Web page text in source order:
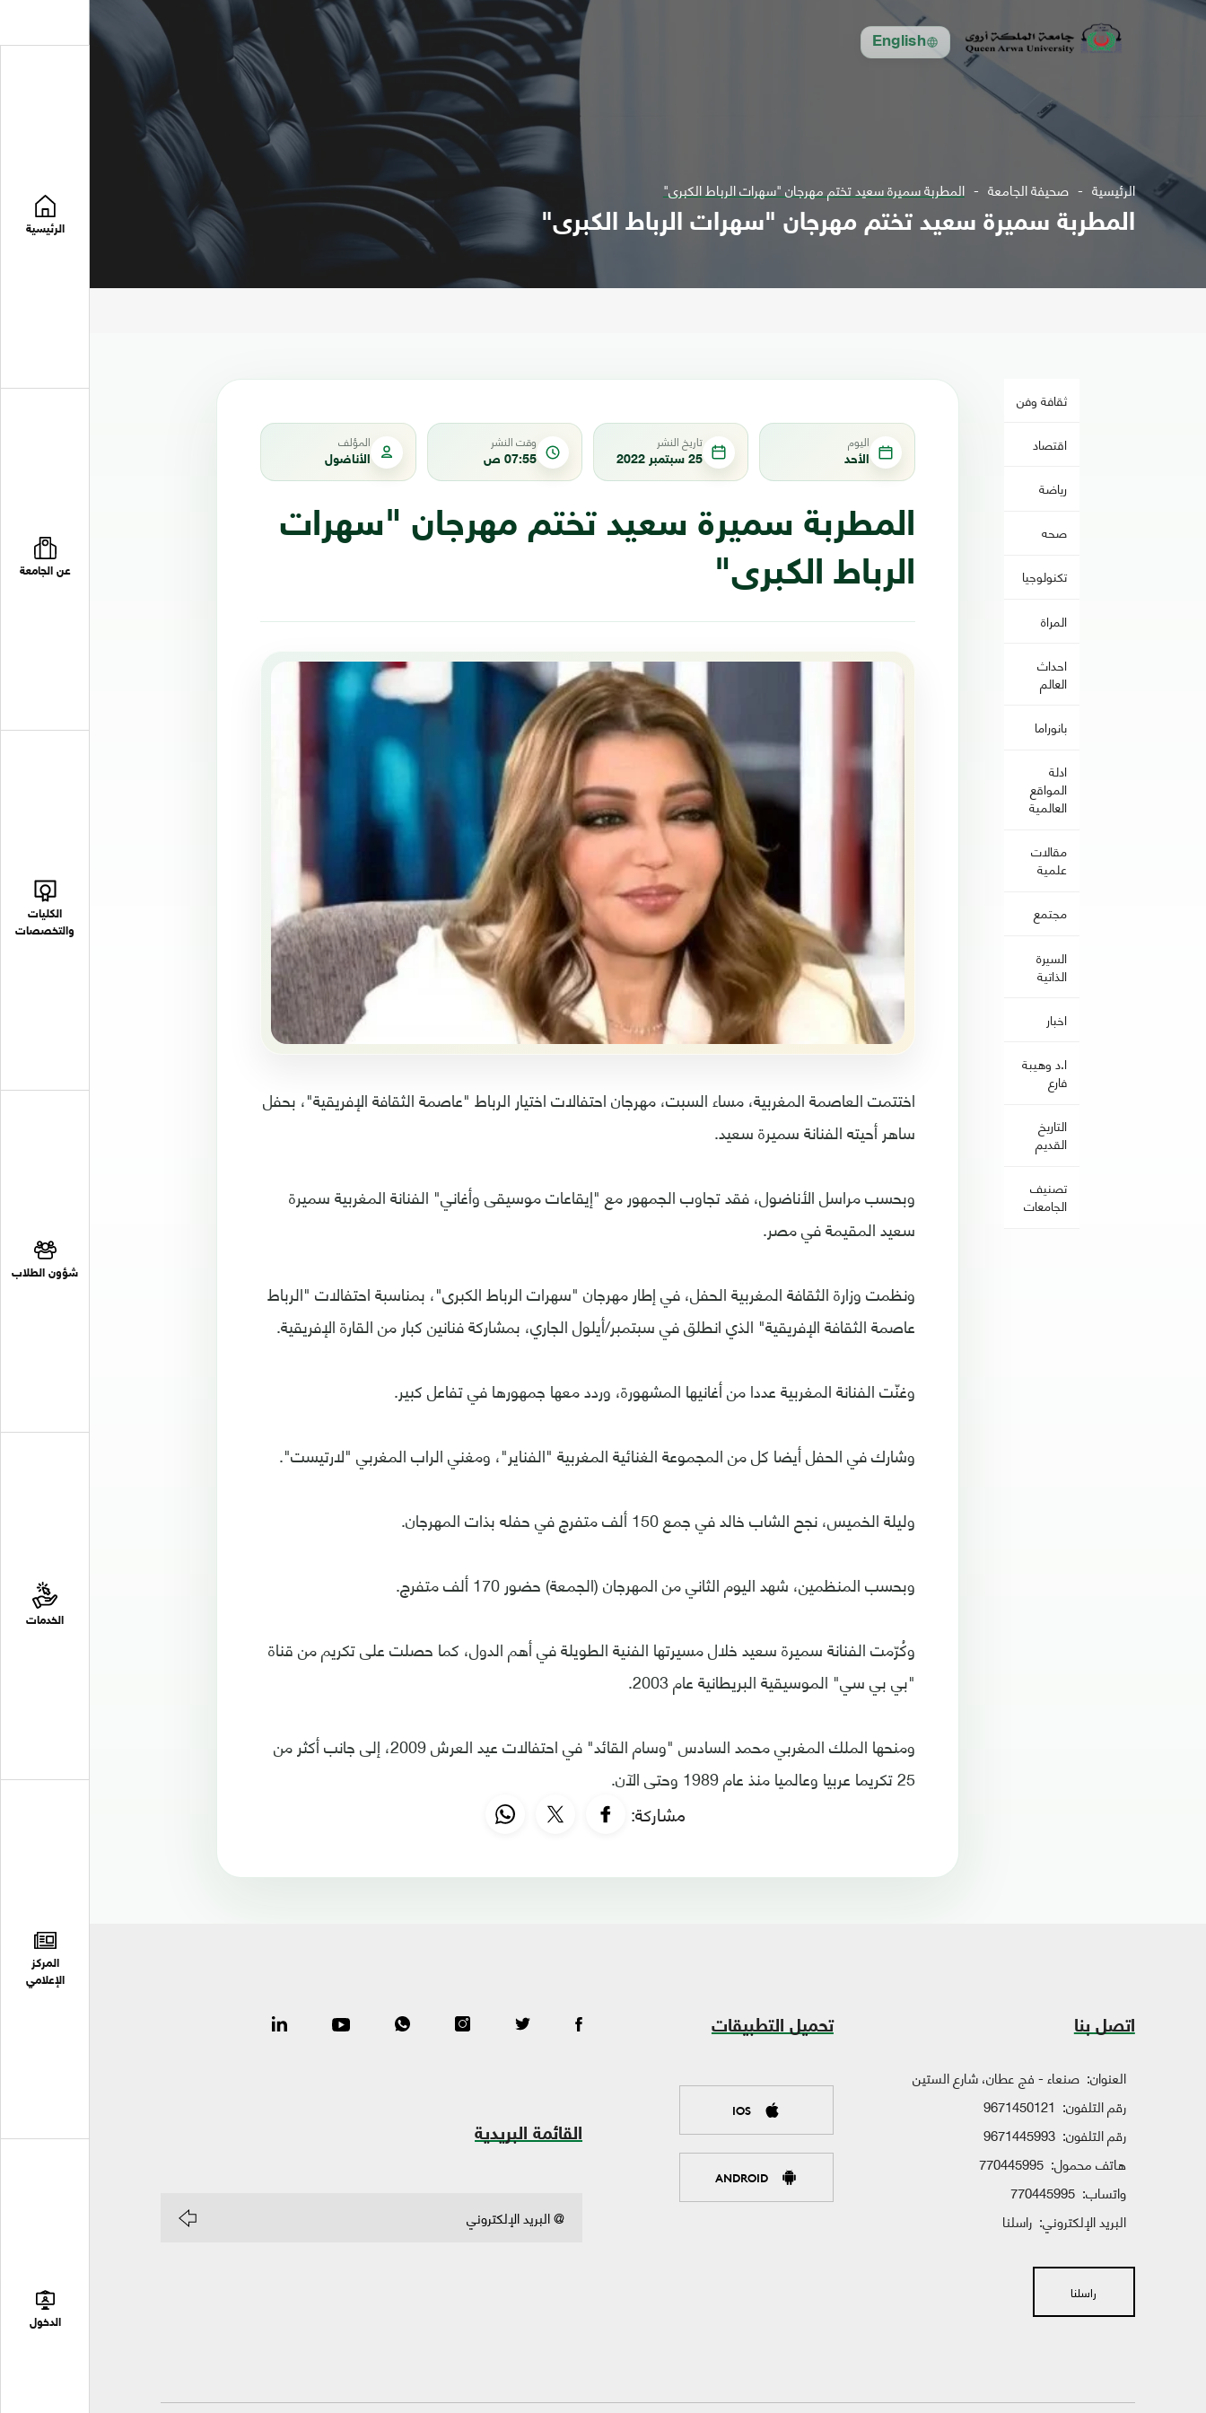
English
الرئيسية
عن الجامعة
الكليات
والتخصصات
شؤون الطلاب
الخدمات
المركز
الإعلامي
الدخول
الرئيسية صحيفة الجامعة المطربة سميرة سعيد تختم مهرجان "سهرات الرباط الكبرى"
المطربة سميرة سعيد تختم مهرجان "سهرات الرباط الكبرى"
ثقافة وفن
اقتصاد
رياضة
صحه
تكنولوجيا
المراة
احداث
العالم
بانوراما
ادلة
المواقع
العالمية
مقالات
علمية
مجتمع
السيرة
الذاتية
اخبار
ا.د وهيبة
فارع
التاريخ
القديم
تصنيف
الجامعات
اليوم
الأحد
تاريخ النشر
25 سبتمبر 2022
وقت النشر
07:55 ص
المؤلف
الأناضول
المطربة سميرة سعيد تختم مهرجان "سهرات
الرباط الكبرى"
اختتمت العاصمة المغربية، مساء السبت، مهرجان احتفالات اختيار الرباط "عاصمة الثقافة الإفريقية"، بحفل
ساهر أحيته الفنانة سميرة سعيد.
وبحسب مراسل الأناضول، فقد تجاوب الجمهور مع "إيقاعات موسيقى وأغاني" الفنانة المغربية سميرة
سعيد المقيمة في مصر.
ونظمت وزارة الثقافة المغربية الحفل، في إطار مهرجان "سهرات الرباط الكبرى"، بمناسبة احتفالات "الرباط
عاصمة الثقافة الإفريقية" الذي انطلق في سبتمبر/أيلول الجاري، بمشاركة فنانين كبار من القارة الإفريقية.
وغنّت الفنانة المغربية عددا من أغانيها المشهورة، وردد معها جمهورها في تفاعل كبير.
وشارك في الحفل أيضا كل من المجموعة الغنائية المغربية "الفناير"، ومغني الراب المغربي "لارتيست".
وليلة الخميس، نجح الشاب خالد في جمع 150 ألف متفرج في حفله بذات المهرجان.
وبحسب المنظمين، شهد اليوم الثاني من المهرجان (الجمعة) حضور 170 ألف متفرج.
وكُرّمت الفنانة سميرة سعيد خلال مسيرتها الفنية الطويلة في أهم الدول، كما حصلت على تكريم من قناة
"بي بي سي" الموسيقية البريطانية عام 2003.
ومنحها الملك المغربي محمد السادس "وسام القائد" في احتفالات عيد العرش 2009، إلى جانب أكثر من
25 تكريما عربيا وعالميا منذ عام 1989 وحتى الآن.
مشاركة:
اتصل بنا
العنوان: صنعاء - فج عطان، شارع الستين
رقم التلفون: 9671450121
رقم التلفون: 9671445993
هاتف محمول: 770445995
واتساب: 770445995
البريد الإلكتروني: راسلنا
راسلنا
تحميل التطبيقات
IOS
ANDROID
القائمة البريدية